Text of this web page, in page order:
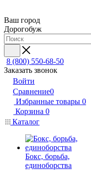
Ваш город
Дорогобуж
8 (800) 550-68-50
Заказать звонок
Войти
Сравнение0
Избранные товары 0
Корзина 0
Каталог
Бокс, борьба,
единоборства